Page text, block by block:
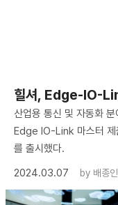
힐셔, Edge-IO-
산업용 통신 및 자동화
Edge IO-Link 마스터
를 출시했다.
2024.03.07
by 배종